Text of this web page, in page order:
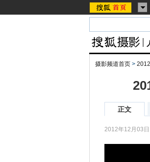
摄影频道首页 >
正文
2012年12月03